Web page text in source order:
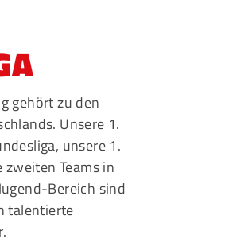
gehört zu den
Unsere 1.
, unsere 1.
Teams in
Bereich sind
talentierte